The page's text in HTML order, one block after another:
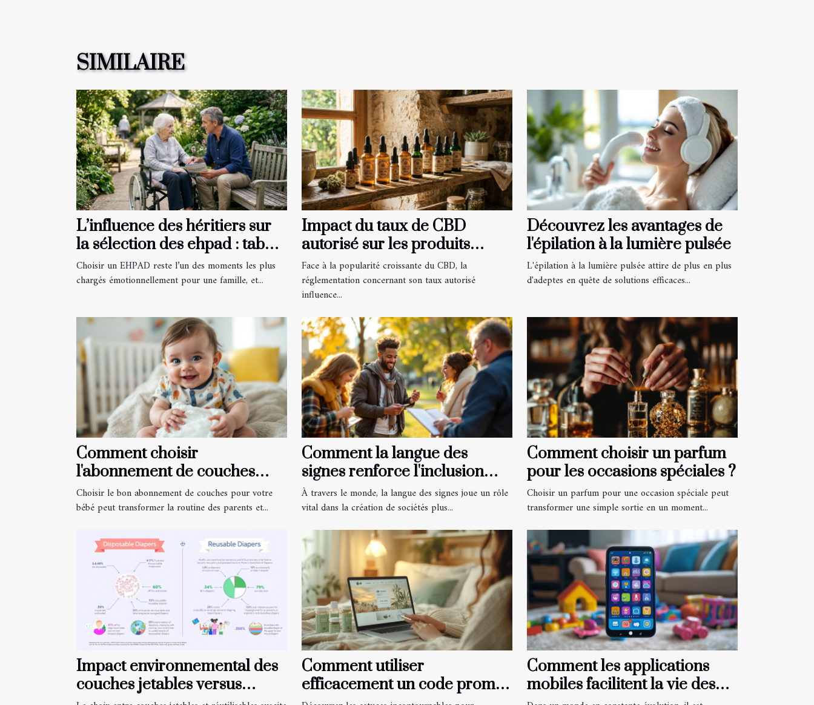
SIMILAIRE
L’influence des héritiers sur
la sélection des ehpad : tabou
ou réalité ?
Choisir un EHPAD reste l’un des moments les plus
chargés émotionnellement pour une famille, et...
Impact du taux de CBD
autorisé sur les produits
disponibles
Face à la popularité croissante du CBD, la
réglementation concernant son taux autorisé
influence...
Découvrez les avantages de
l'épilation à la lumière pulsée
L'épilation à la lumière pulsée attire de plus en plus
d'adeptes en quête de solutions efficaces...
Comment choisir
l'abonnement de couches
idéal pour votre bébé?
Choisir le bon abonnement de couches pour votre
bébé peut transformer la routine des parents et...
Comment la langue des
signes renforce l'inclusion
sociale ?
À travers le monde, la langue des signes joue un rôle
vital dans la création de sociétés plus...
Comment choisir un parfum
pour les occasions spéciales ?
Choisir un parfum pour une occasion spéciale peut
transformer une simple sortie en un moment...
Impact environnemental des
couches jetables versus
Comment utiliser
efficacement un code promo
Comment les applications
mobiles facilitent la vie des